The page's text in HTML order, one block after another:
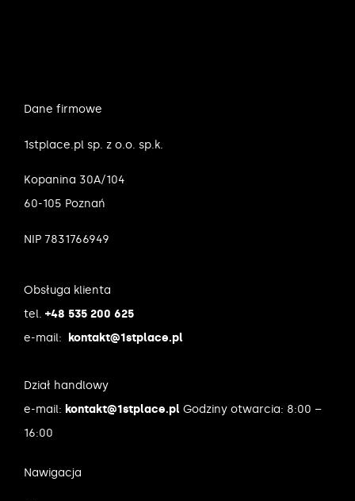
Dane firmowe
1stplace.pl sp. z o.o. sp.k.
Kopanina 30A/104
60-105 Poznań
NIP 7831766949
Obsługa klienta
tel. +48 535 200 625
e-mail:
kontakt@1stplace.pl
Dział handlowy
e-mail: kontakt@1stplace.pl Godziny otwarcia: 8:00 –
16:00
Nawigacja